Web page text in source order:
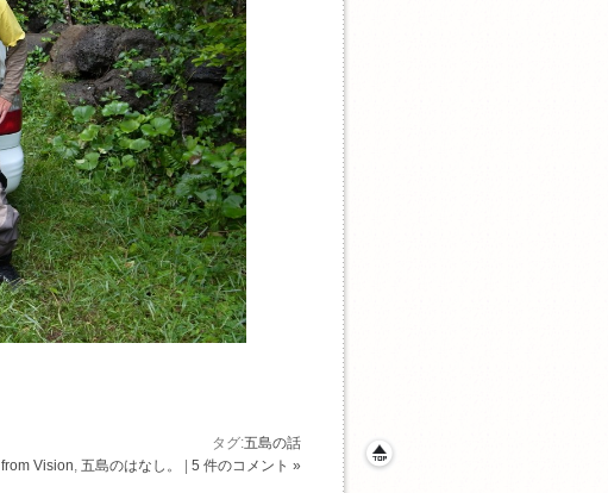
タグ:五島の話
from Vision, 五島のはなし。 5 件のコメント »